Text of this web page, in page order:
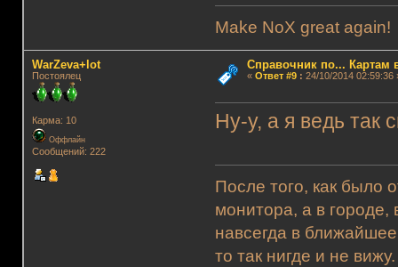
Make NoX great again!
WarZeva+lot
Постоялец
Карма: 10
Оффлайн
Сообщений: 222
Справочник по... Картам
« Ответ #9: 24/10/2014 02:59:36
Ну-у, а я ведь так
После того, как было
монитора, а в
навсегда в
то так нигде и не